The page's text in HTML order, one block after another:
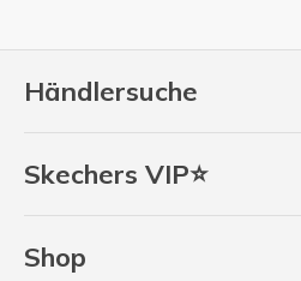
Händlersuche
Skechers VIP⭐
Shop